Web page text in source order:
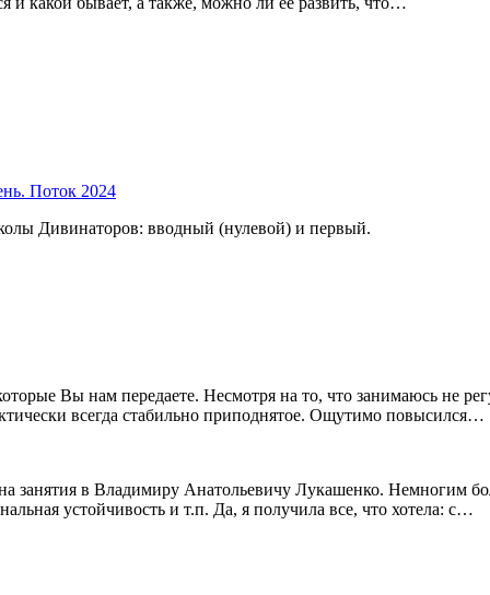
Поток 2024
Дивинаторов: вводный (нулевой) и первый.
Вы нам передаете. Несмотря на то, что занимаюсь не
всегда стабильно приподнятое. Ощутимо повысился…
занятия в Владимиру Анатольевичу Лукашенко. Немногим
устойчивость и т.п. Да, я получила все, что хотела: с…